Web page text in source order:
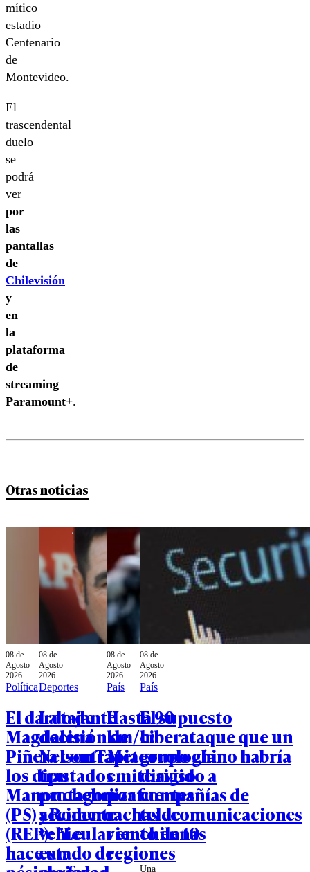
mítico
estadio
Centenario
de
Montevideo.
El
trascendental
duelo
se
podrá
ver
por
las
pantallas
de
Chilevisión
y
en
la
plataforma
de
streaming
Paramount+.
Otras noticias
08 de
Agosto
2026
Política
El dardo de
Magdalena
Piñera contra
los diputados
Manouchehri
(PS) y Romero
(REP): "Le
hace un
08 de
Agosto
2026
Deportes
La tajante
decisión de
Nelson Tapia
tras
protagonizar
accidente
vehicular en
estado de
08 de
Agosto
2026
País
Hasta 90
km/h:
Meteorología
emite aviso
por fuertes
rachas de
viento en 10
regiones
08 de
Agosto
2026
País
El supuesto
ciberataque que un
grupo chino habría
dirigido a
compañías de
telecomunicaciones
chilenas
Una